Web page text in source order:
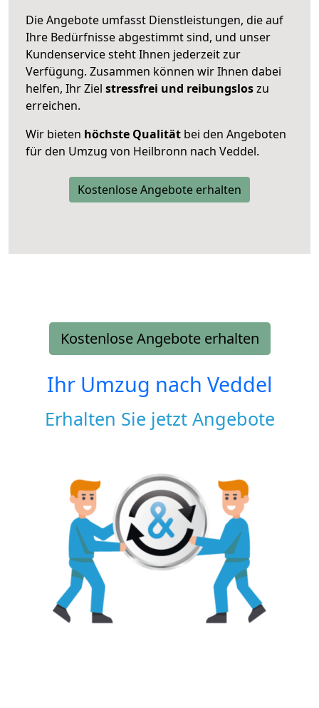
Die Angebote umfasst Dienstleistungen, die auf
Ihre Bedürfnisse abgestimmt sind, und unser
Kundenservice steht Ihnen jederzeit zur
Verfügung. Zusammen können wir Ihnen dabei
helfen, Ihr Ziel stressfrei und reibungsloszu
erreichen.
Wir bieten höchste Qualität bei den Angeboten
für den Umzug von Heilbronn nach Veddel.
Kostenlose Angebote erhalten
Kostenlose Angebote erhalten
Ihr Umzug nach Veddel
Erhalten Sie jetzt Angebote